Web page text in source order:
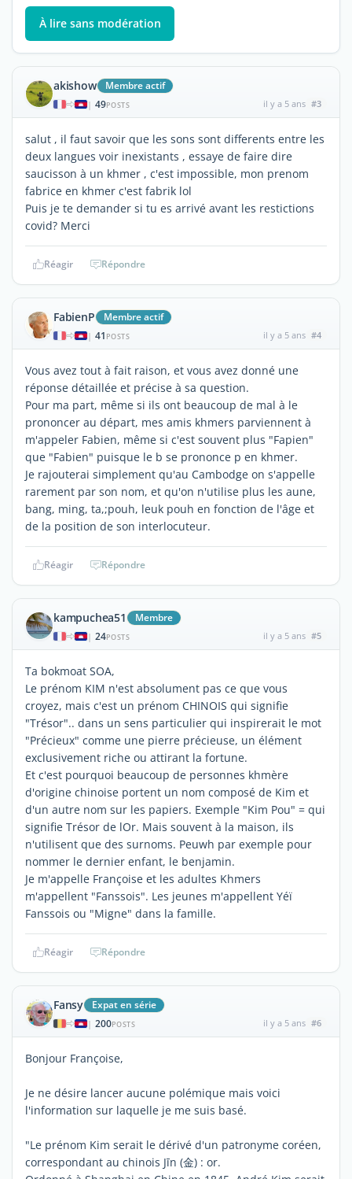
À lire sans modération
akishow Membre actif
| 49POSTS il y a 5 ans #3
salut , il faut savoir que les sons sont differents entre les
deux langues voir inexistants , essaye de faire dire
saucisson à un khmer , c'est impossible, mon prenom
fabrice en khmer c'est fabrik lol
Puis je te demander si tu es arrivé avant les restictions
covid? Merci
Réagir Répondre
FabienP Membre actif
| 41 POSTS il y a 5 ans #4
Vous avez tout à fait raison, et vous avez donné une
réponse détaillée et précise à sa question.
Pour ma part, même si ils ont beaucoup de mal à le
prononcer au départ, mes amis khmers parviennent à
m'appeler Fabien, même si c'est souvent plus "Fapien"
que "Fabien" puisque le b se prononce p en khmer.
Je rajouterai simplement qu'au Cambodge on s'appelle
rarement par son nom, et qu'on n'utilise plus les aune,
bang, ming, ta,;pouh, leuk pouh en fonction de l'âge et
de la position de son interlocuteur.
Réagir Répondre
kampuchea51 Membre
| 24POSTS il y a 5 ans #5
Ta bokmoat SOA,
Le prénom KIM n'est absolument pas ce que vous
croyez, mais c'est un prénom CHINOIS qui signifie
"Trésor".. dans un sens particulier qui inspirerait le mot
"Précieux" comme une pierre précieuse, un élément
exclusivement riche ou attirant la fortune.
Et c'est pourquoi beaucoup de personnes khmère
d'origine chinoise portent un nom composé de Kim et
d'un autre nom sur les papiers. Exemple "Kim Pou" = qui
signifie Trésor de lOr. Mais souvent à la maison, ils
n'utilisent que des surnoms. Peuwh par exemple pour
nommer le dernier enfant, le benjamin.
Je m'appelle Françoise et les adultes Khmers
m'appellent "Fanssois". Les jeunes m'appellent Yéï
Fanssois ou "Migne" dans la famille.
Réagir Répondre
Fansy Expat en série
| 200POSTS il y a 5 ans #6
Bonjour Françoise,
Je ne désire lancer aucune polémique mais voici
l'information sur laquelle je me suis basé.
"Le prénom Kim serait le dérivé d'un patronyme coréen,
correspondant au chinois Jīn (金) : or.